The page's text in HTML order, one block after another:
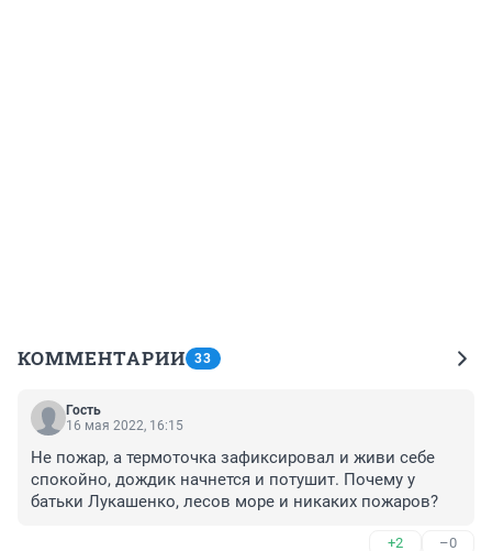
КОММЕНТАРИИ 33
Гость
16 мая 2022, 16:15
Не пожар, а термоточка зафиксировал и живи себе
спокойно, дождик начнется и потушит. Почему у
батьки Лукашенко, лесов море и никаких пожаров?
+2 –0